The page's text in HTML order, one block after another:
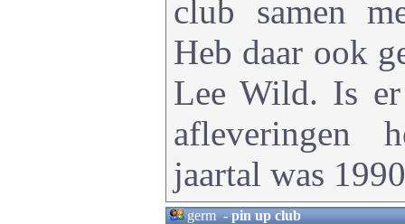
club samen
Heb daar ook
Lee Wild. Is
afleveringen
jaartal was 1990
germ-pin up club